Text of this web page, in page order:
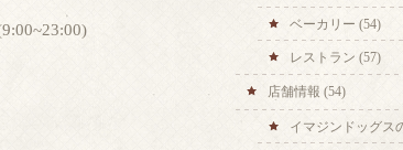
ベーカリー (54)
レストラン (57)
店舗情報 (54)
イマジンドッグス